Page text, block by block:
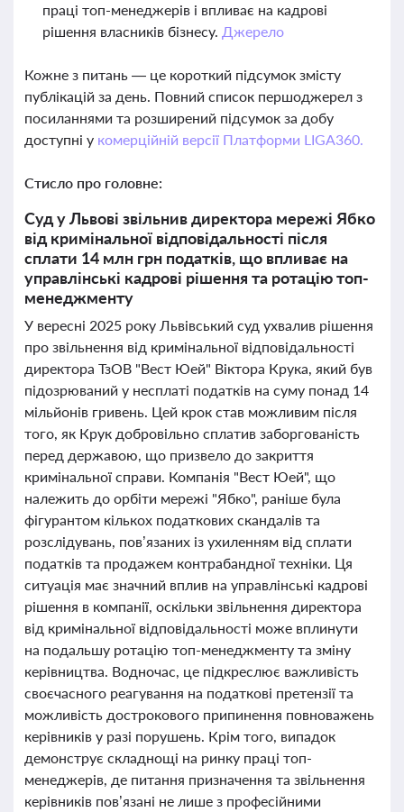
праці топ-менеджерів і впливає на кадрові
рішення власників бізнесу. Джерело
Кожне з питань — це короткий підсумок змісту
публікацій за день. Повний список першоджерел з
посиланнями та розширений підсумок за добу
доступні у комерційній версії Платформи LIGA360.
Стисло про головне:
Суд у Львові звільнив директора мережі Ябко
від кримінальної відповідальності після
сплати 14 млн грн податків, що впливає на
управлінські кадрові рішення та ротацію топ-
менеджменту
У вересні 2025 року Львівський суд ухвалив рішення
про звільнення від кримінальної відповідальності
директора ТзОВ "Вест Юей" Віктора Крука, який був
підозрюваний у несплаті податків на суму понад 14
мільйонів гривень. Цей крок став можливим після
того, як Крук добровільно сплатив заборгованість
перед державою, що призвело до закриття
кримінальної справи. Компанія "Вест Юей", що
належить до орбіти мережі "Ябко", раніше була
фігурантом кількох податкових скандалів та
розслідувань, пов’язаних із ухиленням від сплати
податків та продажем контрабандної техніки. Ця
ситуація має значний вплив на управлінські кадрові
рішення в компанії, оскільки звільнення директора
від кримінальної відповідальності може вплинути
на подальшу ротацію топ-менеджменту та зміну
керівництва. Водночас, це підкреслює важливість
своєчасного реагування на податкові претензії та
можливість дострокового припинення повноважень
керівників у разі порушень. Крім того, випадок
демонструє складнощі на ринку праці топ-
менеджерів, де питання призначення та звільнення
керівників пов’язані не лише з професійними